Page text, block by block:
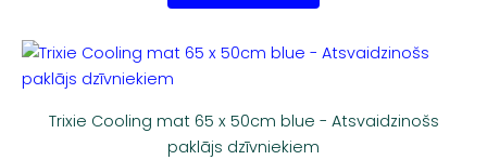
Trixie Cooling mat 65 x 50cm blue - Atsvaidzinošs
paklājs dzīvniekiem